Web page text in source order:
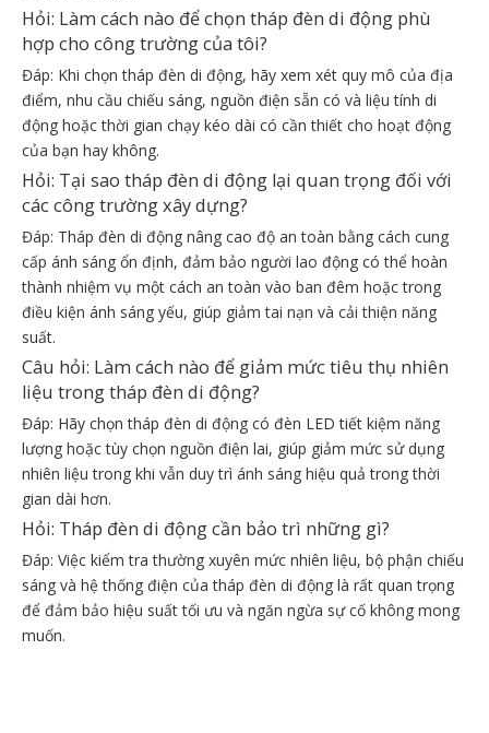
Hỏi: Làm cách nào để chọn tháp đèn di động phù
hợp cho công trường của tôi?
Đáp: Khi chọn tháp đèn di động, hãy xem xét quy mô của địa
điểm, nhu cầu chiếu sáng, nguồn điện sẵn có và liệu tính di
động hoặc thời gian chạy kéo dài có cần thiết cho hoạt động
của bạn hay không.
Hỏi: Tại sao tháp đèn di động lại quan trọng đối với
các công trường xây dựng?
Đáp: Tháp đèn di động nâng cao độ an toàn bằng cách cung
cấp ánh sáng ổn định, đảm bảo người lao động có thể hoàn
thành nhiệm vụ một cách an toàn vào ban đêm hoặc trong
điều kiện ánh sáng yếu, giúp giảm tai nạn và cải thiện năng
suất.
Câu hỏi: Làm cách nào để giảm mức tiêu thụ nhiên
liệu trong tháp đèn di động?
Đáp: Hãy chọn tháp đèn di động có đèn LED tiết kiệm năng
lượng hoặc tùy chọn nguồn điện lai, giúp giảm mức sử dụng
nhiên liệu trong khi vẫn duy trì ánh sáng hiệu quả trong thời
gian dài hơn.
Hỏi: Tháp đèn di động cần bảo trì những gì?
Đáp: Việc kiểm tra thường xuyên mức nhiên liệu, bộ phận chiếu
sáng và hệ thống điện của tháp đèn di động là rất quan trọng
để đảm bảo hiệu suất tối ưu và ngăn ngừa sự cố không mong
muốn.